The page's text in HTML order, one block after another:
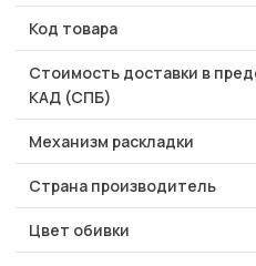
Код товара
Стоимость доставки в
КАД (СПБ)
Механизм раскладки
Страна производитель
Цвет обивки